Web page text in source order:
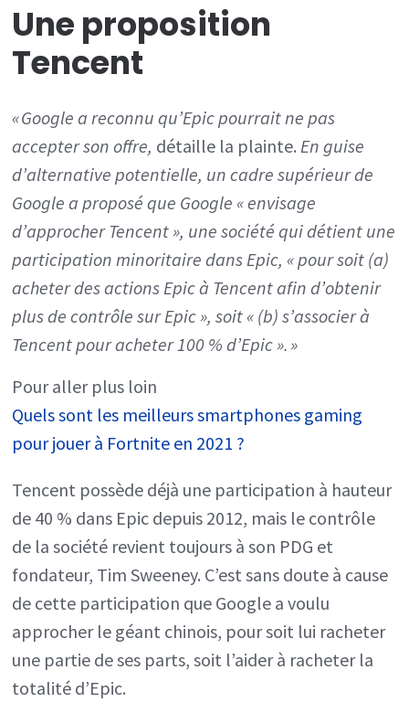
Une proposition
Tencent
« Google a reconnu qu’Epic pourrait ne pas
accepter son offre, détaille la plainte. En guise
d’alternative potentielle, un cadre supérieur de
Google a proposé que Google « envisage
d’approcher Tencent », une société qui détient une
participation minoritaire dans Epic, « pour soit (a)
acheter des actions Epic à Tencent afin d’obtenir
plus de contrôle sur Epic », soit « (b) s’associer à
Tencent pour acheter 100 % d’Epic ». »
Pour aller plus loin
Quels sont les meilleurs smartphones gaming
pour jouer à Fortnite en 2021 ?
Tencent possède déjà une participation à hauteur
de 40 % dans Epic depuis 2012, mais le contrôle
de la société revient toujours à son PDG et
fondateur, Tim Sweeney. C’est sans doute à cause
de cette participation que Google a voulu
approcher le géant chinois, pour soit lui racheter
une partie de ses parts, soit l’aider à racheter la
totalité d’Epic.